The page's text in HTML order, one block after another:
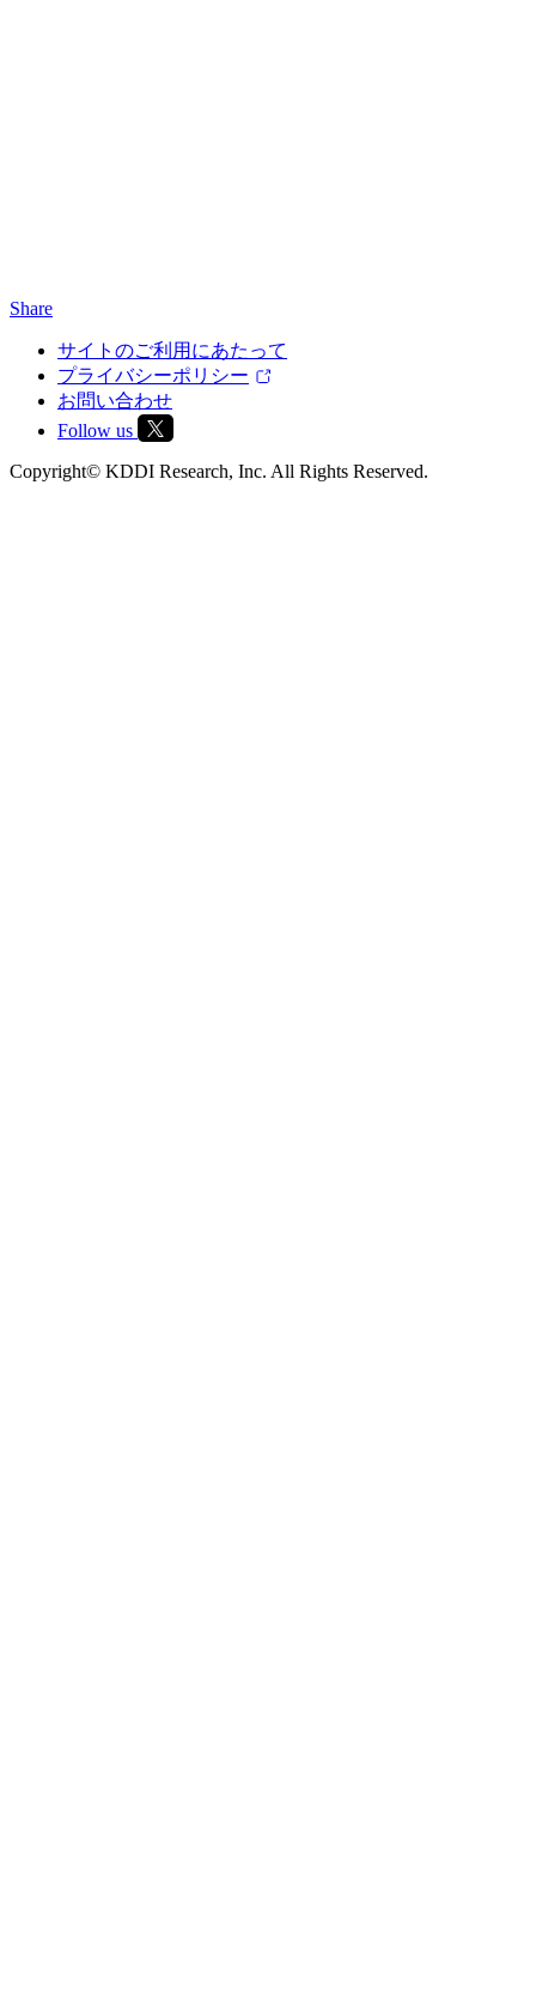
Share
サイトのご利用にあたって
プライバシーポリシー
お問い合わせ
Follow us
Copyright© KDDI Research, Inc. All Rights Reserved.